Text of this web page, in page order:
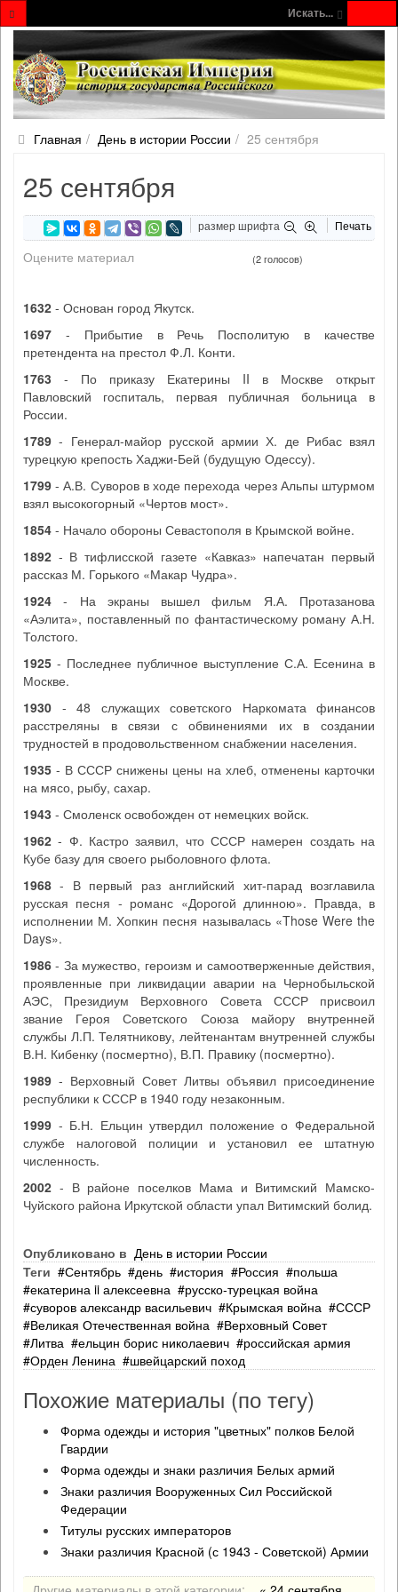
Искать...
Главная День в истории России 25 сентября
25 сентября
размер шрифта Печать
Оцените материал (2 голосов)
1632 - Основан город Якутск.
1697 - Прибытие в Речь Посполитую в качестве
претендента на престол Ф.Л. Конти.
1763 - По приказу Екатерины II в Москве открыт
Павловский госпиталь, первая публичная больница в
России.
1789 - Генерал-майор русской армии Х. де Рибас взял
турецкую крепость Хаджи-Бей (будущую Одессу).
1799 - А.В. Суворов в ходе перехода через Альпы штурмом
взял высокогорный «Чертов мост».
1854 - Начало обороны Севастополя в Крымской войне.
1892 - В тифлисской газете «Кавказ» напечатан первый
рассказ М. Горького «Макар Чудра».
1924 - На экраны вышел фильм Я.А. Протазанова
«Аэлита», поставленный по фантастическому роману А.Н.
Толстого.
1925 - Последнее публичное выступление С.А. Есенина в
Москве.
1930 - 48 служащих советского Наркомата финансов
расстреляны в связи с обвинениями их в создании
трудностей в продовольственном снабжении населения.
1935 - В СССР снижены цены на хлеб, отменены карточки
на мясо, рыбу, сахар.
1943 - Смоленск освобожден от немецких войск.
1962 - Ф. Кастро заявил, что СССР намерен создать на
Кубе базу для своего рыболовного флота.
1968 - В первый раз английский хит-парад возглавила
русская песня - романс «Дорогой длинною». Правда, в
исполнении М. Хопкин песня называлась «Those Were the
Days».
1986 - За мужество, героизм и самоотверженные действия,
проявленные при ликвидации аварии на Чернобыльской
АЭС, Президиум Верховного Совета СССР присвоил
звание Героя Советского Союза майору внутренней
службы Л.П. Телятникову, лейтенантам внутренней службы
В.Н. Кибенку (посмертно), В.П. Правику (посмертно).
1989 - Верховный Совет Литвы объявил присоединение
республики к СССР в 1940 году незаконным.
1999 - Б.Н. Ельцин утвердил положение о Федеральной
службе налоговой полиции и установил ее штатную
численность.
2002 - В районе поселков Мама и Витимский Мамско-
Чуйского района Иркутской области упал Витимский болид.
Опубликовано в День в истории России
Теги
Сентябрь день история Россия
польша
екатерина ii алексеевна
русско‐турецкая война
суворов александр васильевич
Крымская война
СССР
Великая Отечественная война
Верховный Совет
Литва
ельцин борис николаевич
российская армия
Орден Ленина
швейцарский поход
Похожие материалы (по тегу)
Форма одежды и история "цветных" полков Белой
Гвардии
Форма одежды и знаки различия Белых армий
Знаки различия Вооруженных Сил Российской
Федерации
Титулы русских императоров
Знаки различия Красной (с 1943 - Советской) Армии